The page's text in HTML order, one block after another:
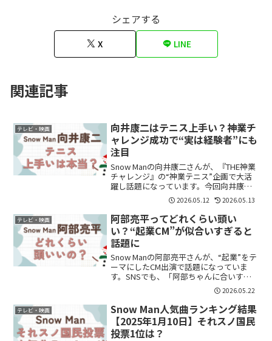
シェアする
X LINE
関連記事
テレビ・映画
向井康二はテニス上手い？神業チ
ャレンジ成功で“実は経験者”にも
注目
Snow Manの向井康二さんが、『THE神業
チャレンジ』の“神業テニス”企画で大活
躍し話題になっています。今回向井康二
さんは、“走るバスの窓にボールを入れる
超コントロールショット”に挑戦。さらに
ファイナルステージまでクリアし、“ミス
ターテ...
2026.05.12 2026.05.13
テレビ・映画
阿部亮平ってどれくらい頭い
い？“起業CM”が似合いすぎると
話題に
Snow Manの阿部亮平さんが、“起業”をテ
ーマにしたCM出演で話題になっていま
す。SNSでも、「阿部ちゃんに合いす
ぎ」「知的イメージ強い」「やっぱり頭
いいよね」という声が続出。改めて、“阿
部亮平ってどれくらい頭いいの？”と気に
なった人も...
2026.05.22
テレビ・映画
Snow Man人気曲ランキング結果
【2025年1月10日】それスノ国民
投票1位は？